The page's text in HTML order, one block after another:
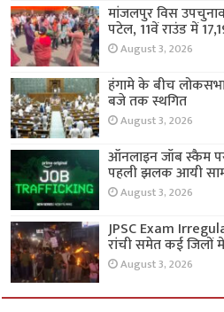
मांजलपुर विस
पटेल, 11वें राउंड में
August 3, 2026
हंगामे के बीच
बजे तक स्थगित
August 3, 2026
ऑनलाइन जॉब स्कैम
पहली झलक आयी
August 3, 2026
JPSC Exam
रांची समेत कई जिलों
August 3, 2026